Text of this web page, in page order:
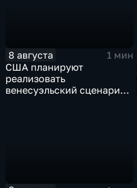
8 августа
1 мин
США планируют
реализовать
венесуэльский сценарий